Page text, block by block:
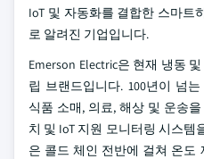
IoT 및 자동화를 결합한 스마트
로 알려진 기업입니다.
Emerson Electric은 현재 냉동
립 브랜드입니다. 100년이 넘
식품 소매, 의료, 해상 및 운송
치 및 IoT 지원 모니터링 시스템
은 콜드 체인 전반에 걸쳐 온도